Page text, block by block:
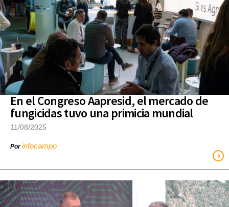
En el Congreso Aapresid, el mercado de
fungicidas tuvo una primicia mundial
11/08/2025
Porinfocampo